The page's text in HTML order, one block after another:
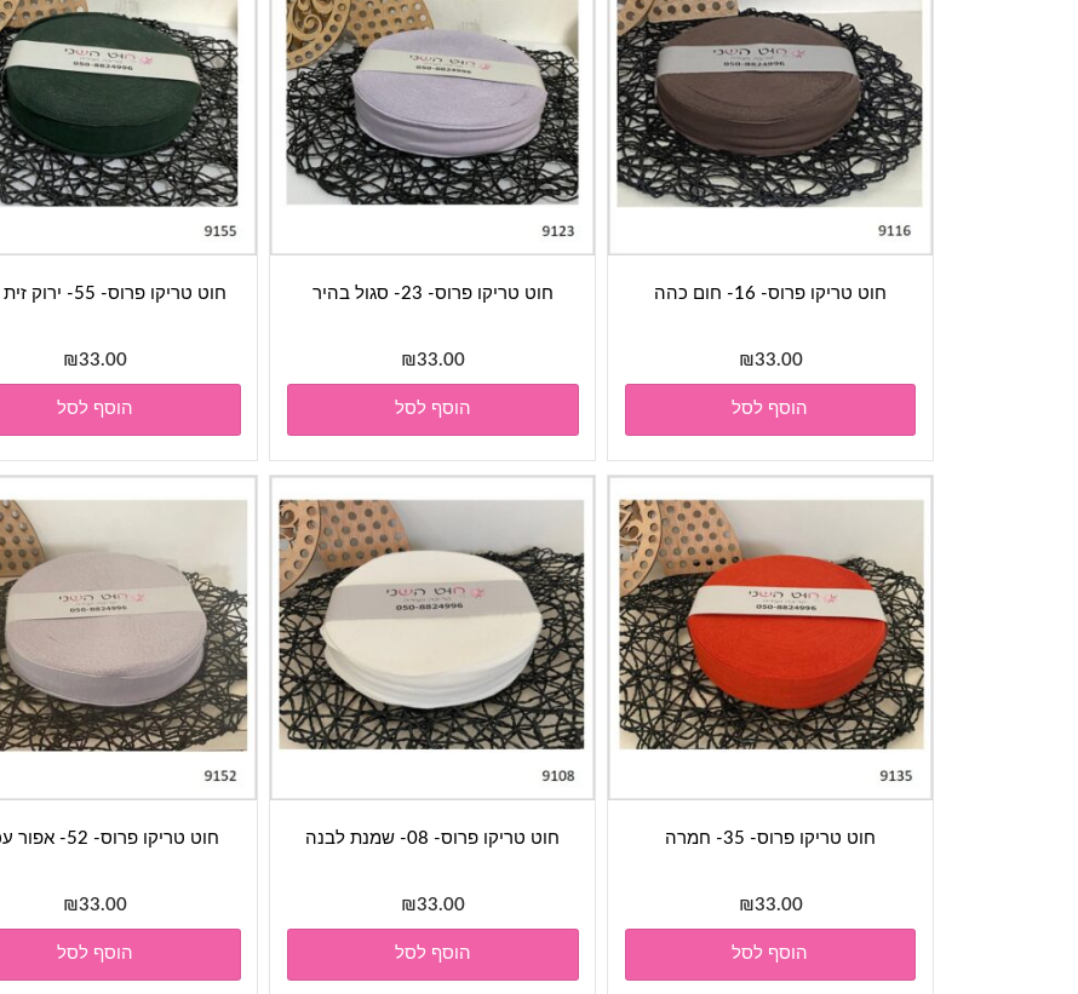
חוט טריקו פרוס- 55- ירוק זית כהה
₪33.00
הוסף לסל
חוט טריקו פרוס- 23- סגול בהיר
₪33.00
הוסף לסל
חוט טריקו פרוס- 16- חום כהה
₪33.00
הוסף לסל
חוט טריקו פרוס- 52- אפור עכבר
₪33.00
הוסף לסל
חוט טריקו פרוס- 08- שמנת לבנה
₪33.00
הוסף לסל
חוט טריקו פרוס- 35- חמרה
₪33.00
הוסף לסל